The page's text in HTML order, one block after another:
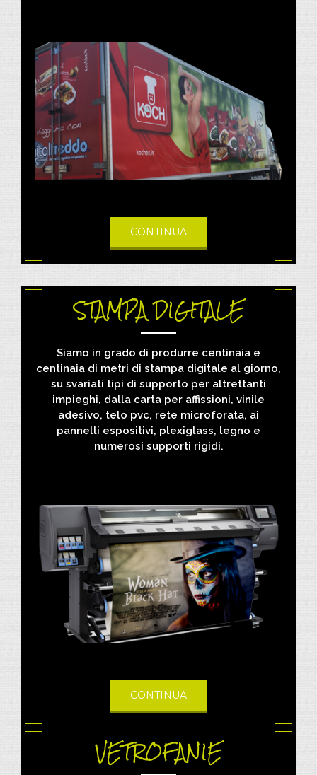
CONTINUA
STAMPA DIGITALE
Siamo in grado di produrre centinaia e
centinaia di metri di stampa digitale al giorno,
su svariati tipi di supporto per altrettanti
impieghi, dalla carta per affissioni, vinile
adesivo, telo pvc, rete microforata, ai
pannelli espositivi, plexiglass, legno e
numerosi supporti rigidi.
CONTINUA
VETROFANIE